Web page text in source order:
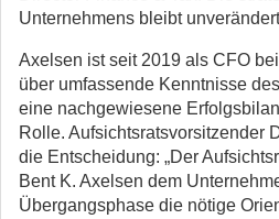
Unternehmens bleibt
Axelsen ist seit 2019 als CFO
über umfassende Kenntnisse
eine nachgewiesene
Rolle. Aufsichtsratsvorsitzender
die Entscheidung: „Der
Bent K. Axelsen dem
Übergangsphase die nötige